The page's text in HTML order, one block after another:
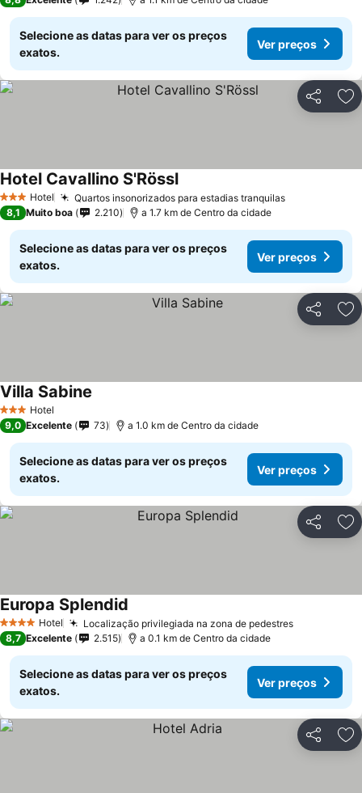
Selecione as datas para ver os preços
exatos.
Ver preços
Partilhar
3 EstrelasHotel Quartos insonorizados para estadias tranquilas
Hotel Cavallino S'Rössl
8,1 Muito boa 2.210 a 1.7 km de Centro da cidade
Selecione as datas para ver os preços
exatos.
Ver preços
Partilhar
3 EstrelasHotel
Villa Sabine
9,0 Excelente 73 a 1.0 km de Centro da cidade
Selecione as datas para ver os preços
exatos.
Ver preços
Partilhar
4 EstrelasHotel Localização privilegiada na zona de pedestres
Europa Splendid
8,7 Excelente 2.515 a 0.1 km de Centro da cidade
Selecione as datas para ver os preços
exatos.
Ver preços
Partilhar